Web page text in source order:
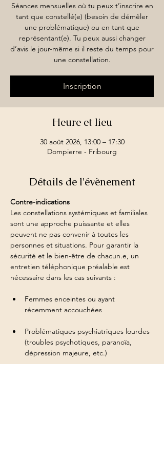
Séances mensuelles où tu peux t’inscrire en
tant que constellé(e) (besoin de démêler
une problématique) ou en tant que
représentant(e). Tu peux aussi changer
d’avis le jour-même si il reste du temps pour
une constellation.
Inscription
Heure et lieu
30 août 2026, 13:00 – 17:30
Dompierre - Fribourg
Détails de l'évènement
Contre-indications
Les constellations systémiques et familiales
sont une approche puissante et elles
peuvent ne pas convenir à toutes les
personnes et situations. Pour garantir la
sécurité et le bien-être de chacun.e, un
entretien téléphonique préalable est
nécessaire dans les cas suivants :
Femmes enceintes ou ayant
récemment accouchées
Problématiques psychiatriques lourdes
(troubles psychotiques, paranoïa,
dépression majeure, etc.)